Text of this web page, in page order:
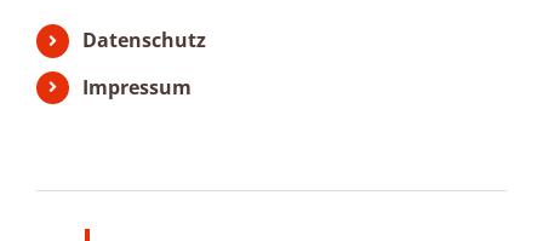
Datenschutz
Impressum